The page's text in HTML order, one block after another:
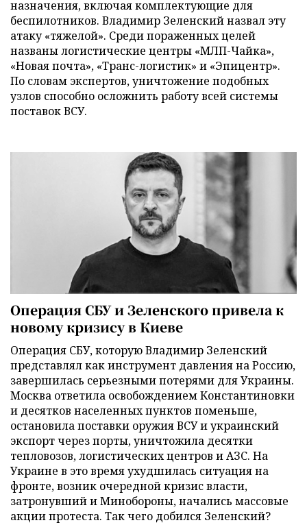
назначения, включая комплектующие для
беспилотников. Владимир Зеленский назвал эту
атаку «тяжелой». Среди пораженных целей
названы логистические центры «МЛП-Чайка»,
«Новая почта», «Транс-логистик» и «Эпицентр».
По словам экспертов, уничтожение подобных
узлов способно осложнить работу всей системы
поставок ВСУ.
Операция СБУ и Зеленского привела к
новому кризису в Киеве
Операция СБУ, которую Владимир Зеленский
представлял как инструмент давления на Россию,
завершилась серьезными потерями для Украины.
Москва ответила освобождением Константиновки
и десятков населенных пунктов поменьше,
остановила поставки оружия ВСУ и украинский
экспорт через порты, уничтожила десятки
тепловозов, логистических центров и АЗС. На
Украине в это время ухудшилась ситуация на
фронте, возник очередной кризис власти,
затронувший и Минобороны, начались массовые
акции протеста. Так чего добился Зеленский?